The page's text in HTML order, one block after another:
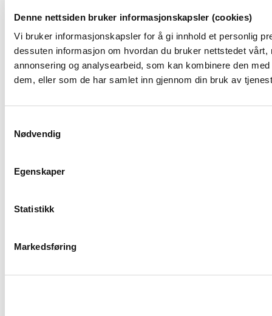
Denne nettsiden bruker informasjonskapsler (cookies)
Vi bruker informasjonskapsler for å gi innhold et personlig
dessuten informasjon om hvordan du bruker nettstedet
annonsering og analysearbeid, som kan kombinere den
dem, eller som de har samlet inn gjennom din bruk av
Nødvendig
Egenskaper
Statistikk
Markedsføring
Kontakt
NVEs beredskapsrolle
Presserom
OM NVE
Om NVE
OM NETTSTEDET